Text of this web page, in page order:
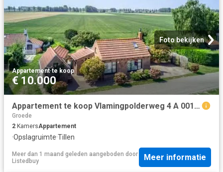
Foto bekijken
Appartement·te koop
€ 10.000
Appartement te koop Vlamingpolderweg 4 A 001 in Cadzand voor €.
Groede
2 KamersAppartement
·Opslagruimte·Tillen
Meer dan 1 maand geleden aangeboden door
Listedbuy
Meer informatie